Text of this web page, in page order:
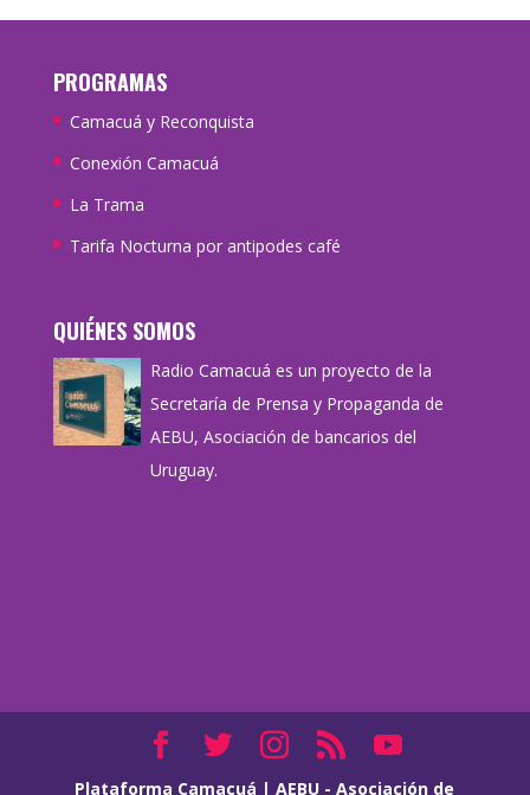
PROGRAMAS
Camacuá y Reconquista
Conexión Camacuá
La Trama
Tarifa Nocturna por antipodes café
QUIÉNES SOMOS
Radio Camacuá es un proyecto de la
Secretaría de Prensa y Propaganda de
AEBU, Asociación de bancarios del
Uruguay.
Plataforma Camacuá |AEBU - Asociación de